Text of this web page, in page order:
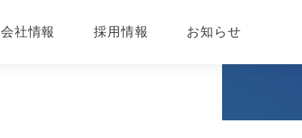
会社情報 採用情報 お知らせ